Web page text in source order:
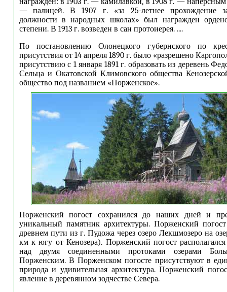
— палицей. В 1907 г. «за 25-летнее прохождение
должности в народных школах» был награжден
степени. В 1913 г. возведен в сан протоиерея. ....
По постановлению Олонецкого губернского по
присутствия от 14 апреля 1890 г. было «разрешено
присутствию с 1 января 1891 г. образовать из деревень
Сельца и Окатовской Климовского общества
общество под названием «Порженское».
Порженский погост сохранился до наших дней и
уникальный памятник архитектуры. Порженский погост
древнем пути из г. Пудожа через озеро Лекшмозеро на
км к югу от Кенозера). Порженский погост
над двумя соединенными протоками озерами
Порженским. В Порженском погосте присутствуют в
природа и удивительная архитектура. Порженский
явление в деревянном зодчестве Севера.